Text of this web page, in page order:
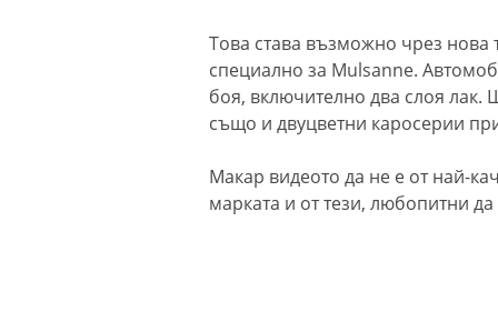
Това става възможно чрез нова
специално за Mulsanne.
боя, включително два слоя лак.
също и двуцветни каросерии
Макар видеото да не е от най-
марката и от тези, любопитни